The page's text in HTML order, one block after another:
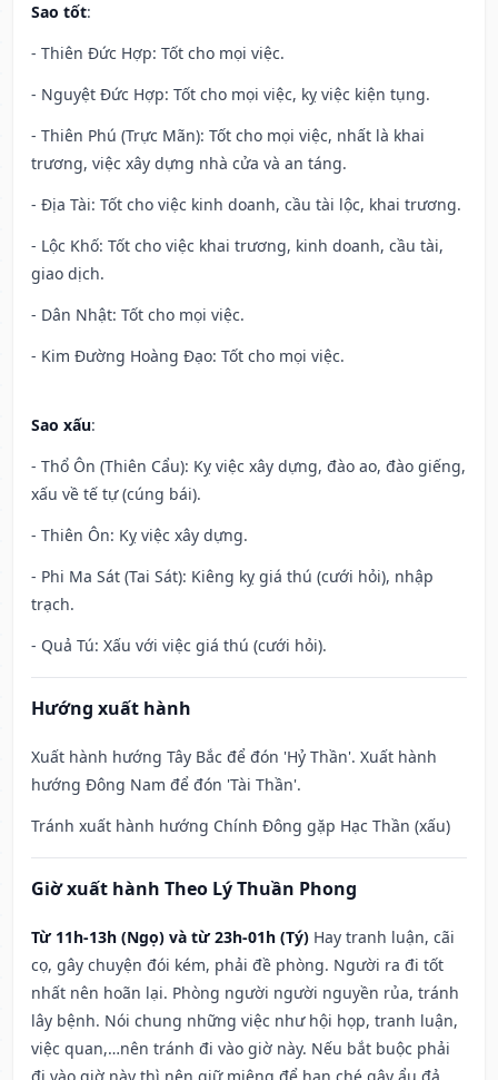
Sao tốt:
- Thiên Đức Hợp: Tốt cho mọi việc.
- Nguyệt Đức Hợp: Tốt cho mọi việc, kỵ việc kiện tụng.
- Thiên Phú (Trực Mãn): Tốt cho mọi việc, nhất là khai
trương, việc xây dựng nhà cửa và an táng.
- Địa Tài: Tốt cho việc kinh doanh, cầu tài lộc, khai trương.
- Lộc Khố: Tốt cho việc khai trương, kinh doanh, cầu tài,
giao dịch.
- Dân Nhật: Tốt cho mọi việc.
- Kim Đường Hoàng Đạo: Tốt cho mọi việc.
Sao xấu:
- Thổ Ôn (Thiên Cẩu): Kỵ việc xây dựng, đào ao, đào giếng,
xấu về tế tự (cúng bái).
- Thiên Ôn: Kỵ việc xây dựng.
- Phi Ma Sát (Tai Sát): Kiêng kỵ giá thú (cưới hỏi), nhập
trạch.
- Quả Tú: Xấu với việc giá thú (cưới hỏi).
Hướng xuất hành
Xuất hành hướng Tây Bắc để đón 'Hỷ Thần'. Xuất hành
hướng Đông Nam để đón 'Tài Thần'.
Tránh xuất hành hướng Chính Đông gặp Hạc Thần (xấu)
Giờ xuất hành Theo Lý Thuần Phong
Từ 11h-13h (Ngọ) và từ 23h-01h (Tý) Hay tranh luận, cãi
cọ, gây chuyện đói kém, phải đề phòng. Người ra đi tốt
nhất nên hoãn lại. Phòng người người nguyền rủa, tránh
lây bệnh. Nói chung những việc như hội họp, tranh luận,
việc quan,…nên tránh đi vào giờ này. Nếu bắt buộc phải